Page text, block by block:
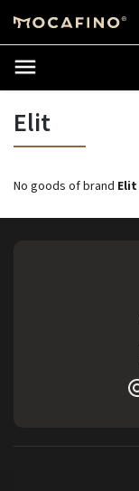
Chercher
Elit
No goods of brand Elit